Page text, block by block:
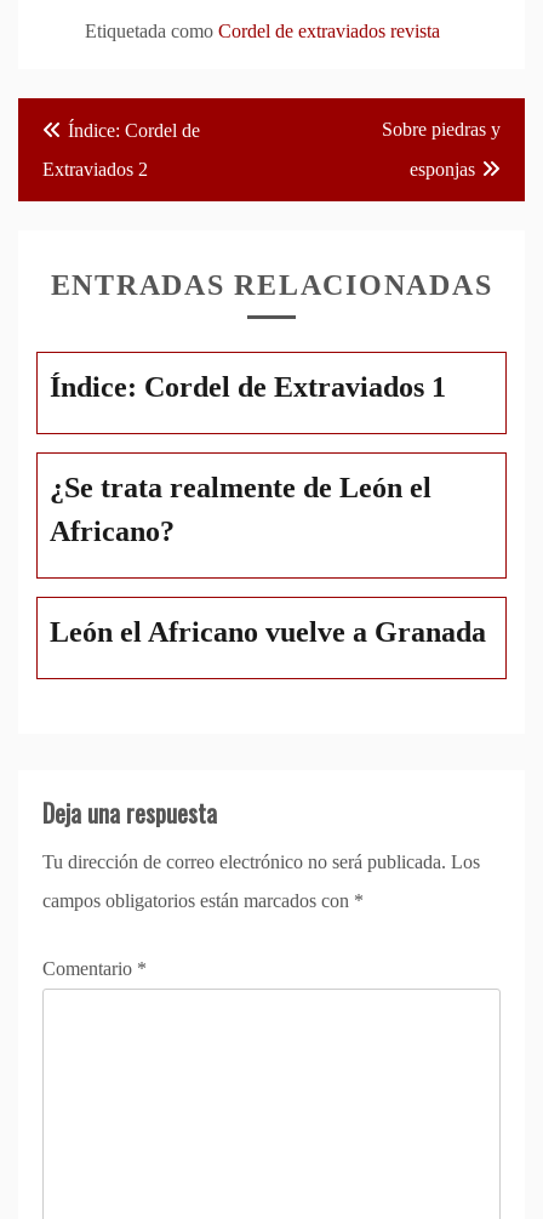
Etiquetada como Cordel de extraviados revista
Navegación
de
entradas
Índice: Cordel de
Extraviados 2
Sobre piedras y
esponjas
ENTRADAS RELACIONADAS
Índice: Cordel de Extraviados 1
¿Se trata realmente de León el
Africano?
León el Africano vuelve a Granada
Deja una respuesta
Tu dirección de correo electrónico no será publicada. Los
campos obligatorios están marcados con *
Comentario *